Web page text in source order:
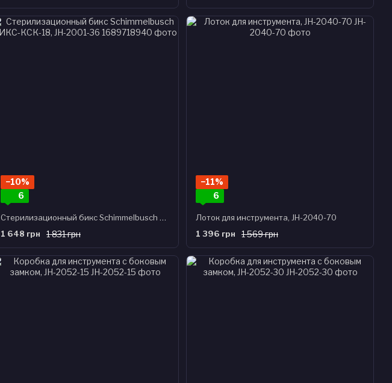
−10%
6
Cтерилизационный бикс Schimmelbusch БИКС-КСК-18, JH-2001-36
1 831 грн
1 648 грн
−11%
6
Лоток для инструмента, JH-2040-70
1 569 грн
1 396 грн